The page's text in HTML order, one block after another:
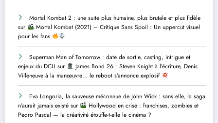
Mortal Kombat 2 : une suite plus humaine, plus brutale et plus fidèle
sur
Mortal Kombat (2021) – Critique Sans Spoil : Un uppercut visuel
pour les fans
Superman Man of Tomorrow : date de sortie, casting, intrigue et
enjeux du DCU sur
James Bond 26 : Steven Knight à l’écriture, Denis
Villeneuve à la manœuvre… le reboot s’annonce explosif
Eva Longoria, la sauveuse méconnue de John Wick : sans elle, la saga
n’aurait jamais existé sur
Hollywood en crise : franchises, zombies et
Pedro Pascal — la créativité étouffe-t-elle le cinéma ?